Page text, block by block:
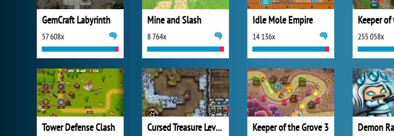
GemCraft Labyrinth
57 608x
Mine and Slash
8 764x
Idle Mole Empire
14 136x
Keeper
255 058x
Tower Defense Clash Cursed Treasure Level Pack Keeper of the Grove 3 Demon